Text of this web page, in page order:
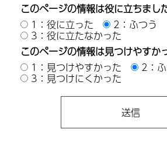
このページの情報は役に立ちまし
1：役に立った
2：ふつう
3：役に立たなかった
このページの情報は見つけやすか
1：見つけやすかった
2：
3：見つけにくかった